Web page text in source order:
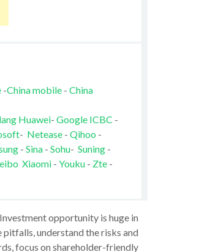
-China mobile- China
Huawei- Google ICBC -
- Netease- Qihoo -
- Sina- Sohu- Suning-
Xiaomi- Youku - Zte-
opportunity is huge in
understand the risks and
focus on shareholder-friendly